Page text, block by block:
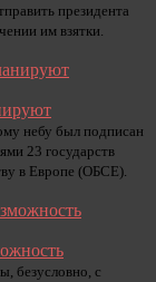
президента
им взятки.
небу был подписан
23 государств
в Европе (ОБСЕ).
безусловно, с